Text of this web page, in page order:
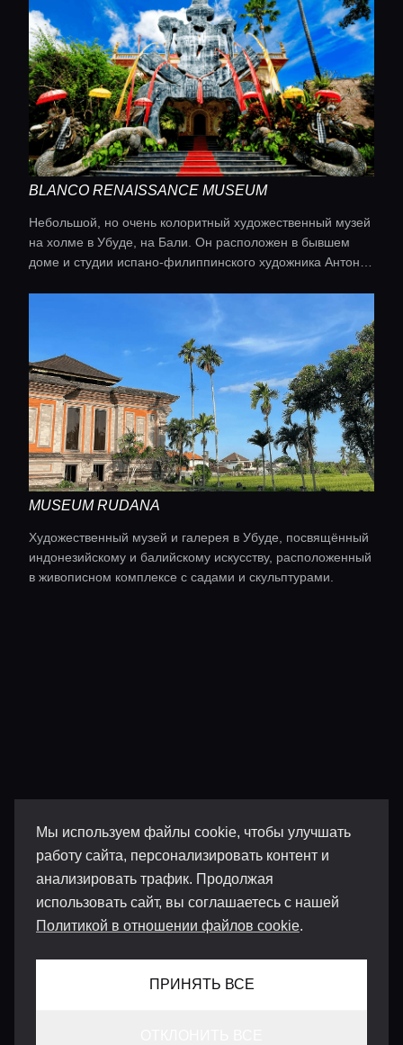
Мы используем файлы cookie, чтобы улучшать
работу сайта, персонализировать контент и
анализировать трафик. Продолжая
использовать сайт, вы соглашаетесь с нашей
Политикой в отношении файлов cookie.
ПРИНЯТЬ ВСЕ
BLANCO RENAISSANCE MUSEUM
Небольшой, но очень колоритный художественный музей
на холме в Убуде, на Бали. Он расположен в бывшем
доме и студии испано‑филиппинского художника Антонио
MUSEUM RUDANA
Художественный музей и галерея в Убуде, посвящённый
индонезийскому и балийскому искусству, расположенный
в живописном комплексе с садами и скульптурами.